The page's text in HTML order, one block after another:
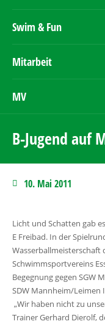
Swim & Fun
Mitarbeit
MV
B-Jugend auf
10. Mai 2011
Licht und Schatten gab
E Freibad. In der
Wasserballmeisterschaft
Schwimmsportvereins
Begegnung gegen SGW
SDW Mannheim/Leimen
„Wir haben nicht zu
Trainer Gerhard Dierolf,